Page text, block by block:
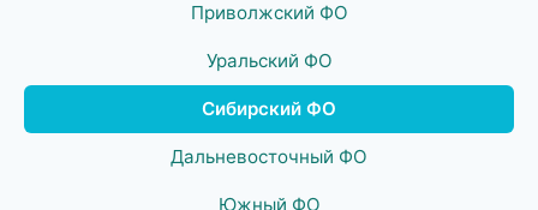
Приволжский ФО
Уральский ФО
Сибирский ФО
Дальневосточный ФО
Южный ФО